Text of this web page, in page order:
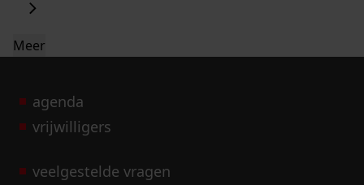
Meer
agenda
vrijwilligers
veelgestelde vragen